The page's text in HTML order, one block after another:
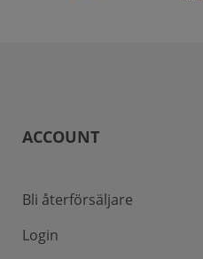
ACCOUNT
Bli återförsäljare
Login